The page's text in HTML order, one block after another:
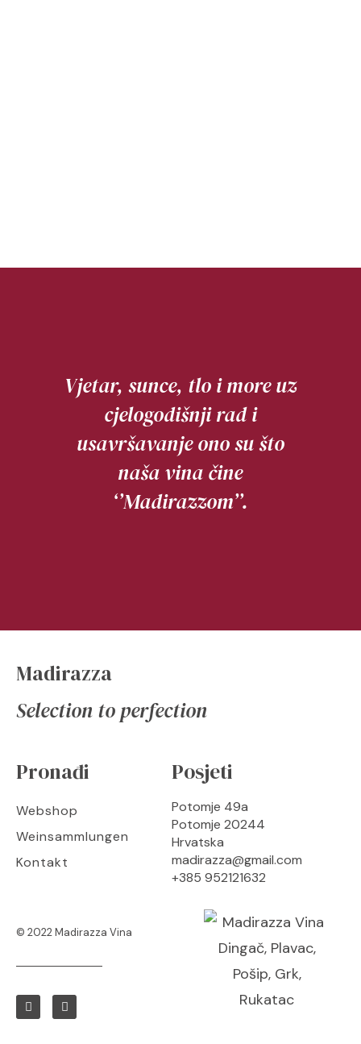
Vjetar, sunce, tlo i more uz
cjelogodišnji rad i
usavršavanje ono su što
naša vina čine
‘’Madirazzom’’.
Madirazza
Selection to perfection
Pronađi
Webshop
Weinsammlungen
Kontakt
Posjeti
Potomje 49a
Potomje 20244
Hrvatska
madirazza@gmail.com
+385 952121632
© 2022 Madirazza Vina